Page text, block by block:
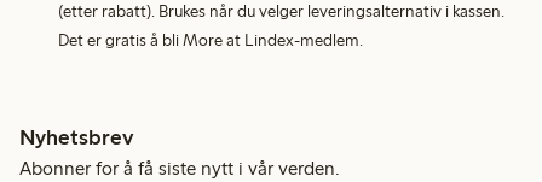
(etter rabatt). Brukes når du velger leveringsalternativ i kassen.
Det er gratis å bli More at Lindex-medlem.
Nyhetsbrev
Abonner for å få siste nytt i vår verden.